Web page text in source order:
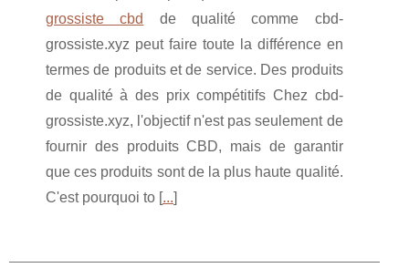
grossiste cbd
de qualité comme cbd-
grossiste.xyz peut faire toute la différence en
termes de produits et de service. Des produits
de qualité à des prix compétitifs Chez cbd-
grossiste.xyz, l'objectif n'est pas seulement de
fournir des produits CBD, mais de garantir
que ces produits sont de la plus haute qualité.
C'est pourquoi to [...]